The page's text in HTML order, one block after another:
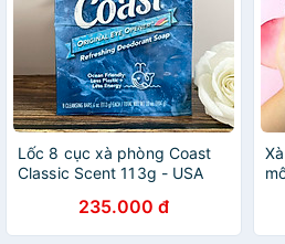
Lốc 8 cục xà phòng Coast
Classic Scent 113g - USA
235.000 đ